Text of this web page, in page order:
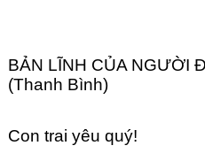
BẢN LĨNH CỦA NGƯỜI
(Thanh Bình)
Con trai yêu quý!